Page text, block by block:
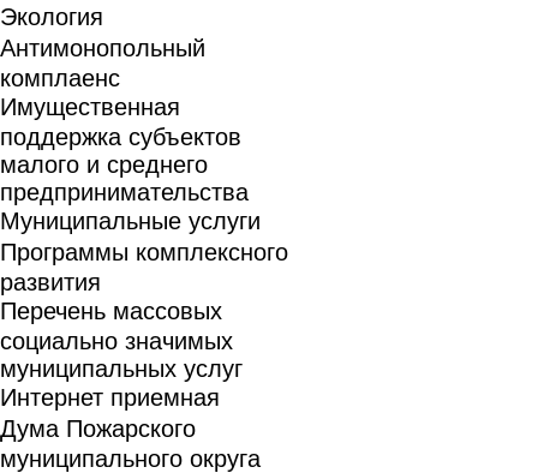
Экология
Антимонопольный
комплаенс
Имущественная
поддержка субъектов
малого и среднего
предпринимательства
Муниципальные услуги
Программы комплексного
развития
Перечень массовых
социально значимых
муниципальных услуг
Интернет приемная
Дума Пожарского
муниципального округа